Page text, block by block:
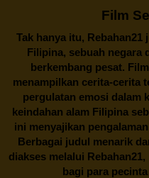
Film
Tak hanya itu, Rebahan21
Filipina, sebuah negara
berkembang pesat.
menampilkan cerita-cerita
pergulatan emosi dalam
keindahan alam Filipina
ini menyajikan
Berbagai judul menarik
diakses melalui Rebahan21,
bagi para